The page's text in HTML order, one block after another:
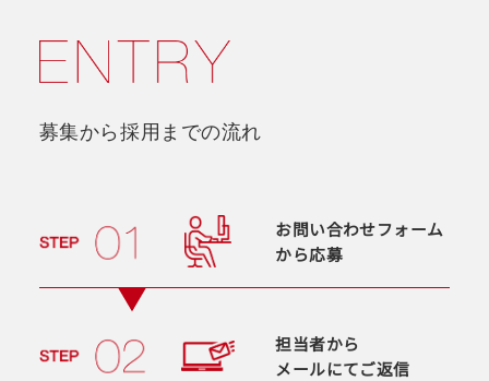
募集から採用までの流れ
お問い合わせフォーム
から応募
担当者から
メールにてご返信